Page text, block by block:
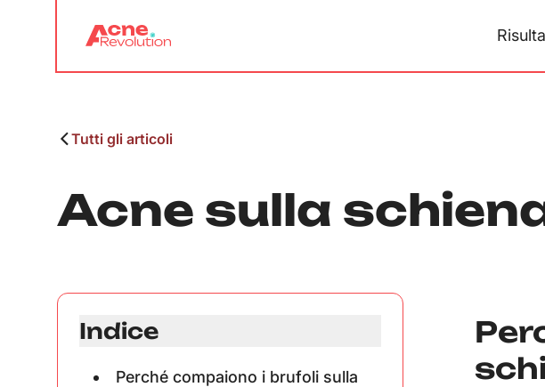
Tutti gli articoli
Acne sulla
Indice
Perché compaiono i brufoli sulla